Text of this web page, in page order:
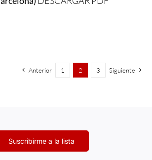
Anterior 1 2 3 Siguiente